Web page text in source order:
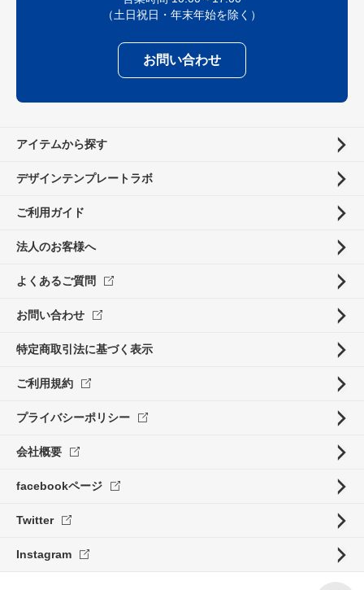
（土日祝日・年末年始を除く）
お問い合わせ
アイテムから探す
デザインテンプレートラボ
ご利用ガイド
法人のお客様へ
よくあるご質問
お問い合わせ
特定商取引法に基づく表示
ご利用規約
プライバシーポリシー
会社概要
facebookページ
Twitter
Instagram